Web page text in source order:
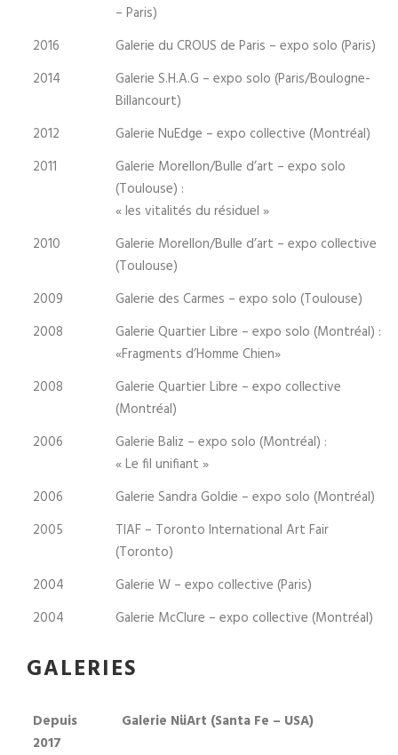
– Paris)
2016
Galerie du CROUS de Paris – expo solo (Paris)
2014
Galerie S.H.A.G – expo solo (Paris/Boulogne-
Billancourt)
2012
Galerie NuEdge – expo collective (Montréal)
2011
Galerie Morellon/Bulle d’art – expo solo
(Toulouse) :
« les vitalités du résiduel »
2010
Galerie Morellon/Bulle d’art – expo collective
(Toulouse)
2009
Galerie des Carmes – expo solo (Toulouse)
2008
Galerie Quartier Libre – expo solo (Montréal) :
«Fragments d’Homme Chien»
2008
Galerie Quartier Libre – expo collective
(Montréal)
2006
Galerie Baliz – expo solo (Montréal) :
« Le fil unifiant »
2006
Galerie Sandra Goldie – expo solo (Montréal)
2005
TIAF – Toronto International Art Fair
(Toronto)
2004
Galerie W – expo collective (Paris)
2004
Galerie McClure – expo collective (Montréal)
GALERIES
Depuis
2017
Galerie NüArt (Santa Fe – USA)